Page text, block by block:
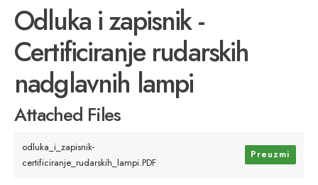
Odluka i zapisnik -
Certificiranje rudarskih
nadglavnih lampi
Attached Files
odluka_i_zapisnik-
certificiranje_rudarskih_lampi.PDF
Preuzmi